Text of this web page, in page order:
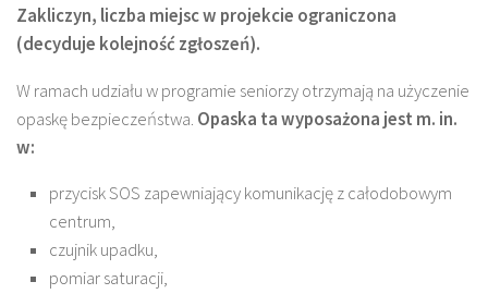
Zakliczyn, liczba miejsc w projekcie ograniczona
(decyduje kolejność zgłoszeń).
W ramach udziału w programie seniorzy otrzymają na użyczenie
opaskę bezpieczeństwa. Opaska ta wyposażona jest m. in.
w:
przycisk SOS zapewniający komunikację z całodobowym
centrum,
czujnik upadku,
pomiar saturacji,